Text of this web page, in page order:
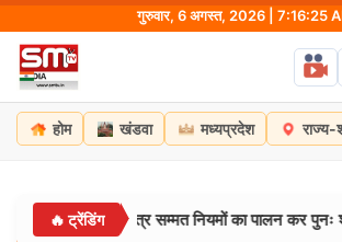
content
गुरुवार, 6 अगस्त, 2026 | 7:16:26
होम खंडवा मध्यप्रदेश राज्य-
🔥 ट्रेंडिंग
शास्त्र सम्मत नियमों का पालन कर पुनः शुरू करें